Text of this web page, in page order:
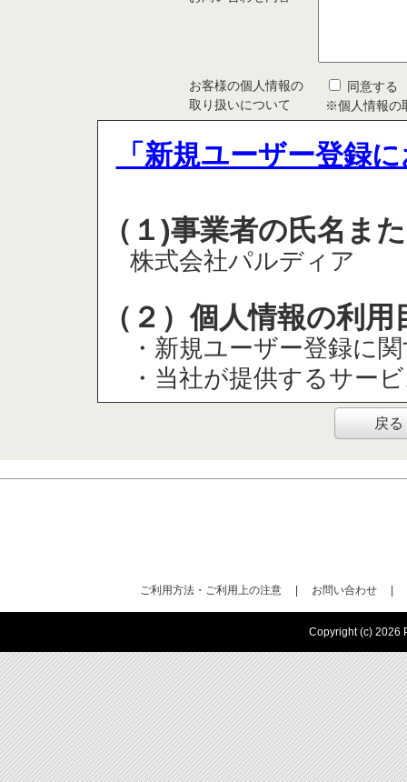
お客様の個人情報の
取り扱いについて
同意する
※個人情報の
「新規ユーザー登録
（１)事業者の氏名ま
株式会社パルディア
（２）個人情報の利用
・新規ユーザー登録に
・当社が提供するサー
（３）個人情報の第
取得した個人情報の取
はありません。
(５)個人情報を与えな
個人情報を与えること
一部をご提供いただけ
達成できない場合があ
戻る
ご利用方法・ご利用上の注意 お問い合わせ
Copyright (c) 2026